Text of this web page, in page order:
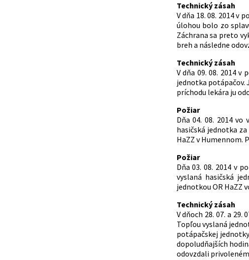
Technický zásah
V dňa 18. 08. 2014 v
úlohou bolo zo
Záchrana sa preto
breh a následne
Technický zásah
V dňa 09. 08. 2014
jednotka potápačov.
príchodu lekára ju
Požiar
Dňa 04. 08. 2014
hasičská jednotka
HaZZ v Humennom.
Požiar
Dňa 03. 08. 2014 v
vyslaná hasičská
jednotkou OR HaZZ
Technický zásah
V dňoch 28. 07. a
Topľou vyslaná
potápačskej
dopoludňajších
odovzdali